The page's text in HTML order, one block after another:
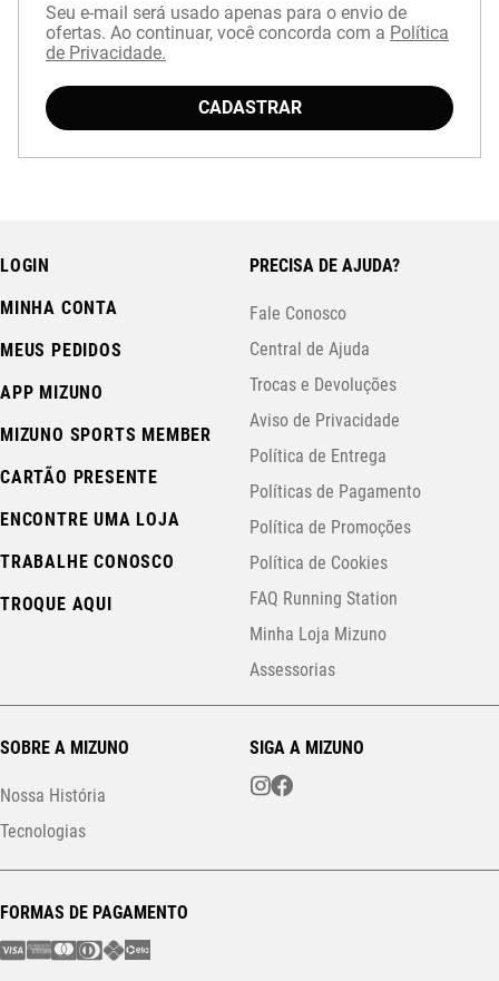
Seu e-mail será usado apenas para o envio de
ofertas. Ao continuar, você concorda com a Política
de Privacidade.
CADASTRAR
LOGIN
MINHA CONTA
MEUS PEDIDOS
APP MIZUNO
MIZUNO SPORTS MEMBER
CARTÃO PRESENTE
ENCONTRE UMA LOJA
TRABALHE CONOSCO
TROQUE AQUI
PRECISA DE AJUDA?
Fale Conosco
Central de Ajuda
Trocas e Devoluções
Aviso de Privacidade
Política de Entrega
Políticas de Pagamento
Política de Promoções
Política de Cookies
FAQ Running Station
Minha Loja Mizuno
Assessorias
SOBRE A MIZUNO
Nossa História
Tecnologias
SIGA A MIZUNO
FORMAS DE PAGAMENTO